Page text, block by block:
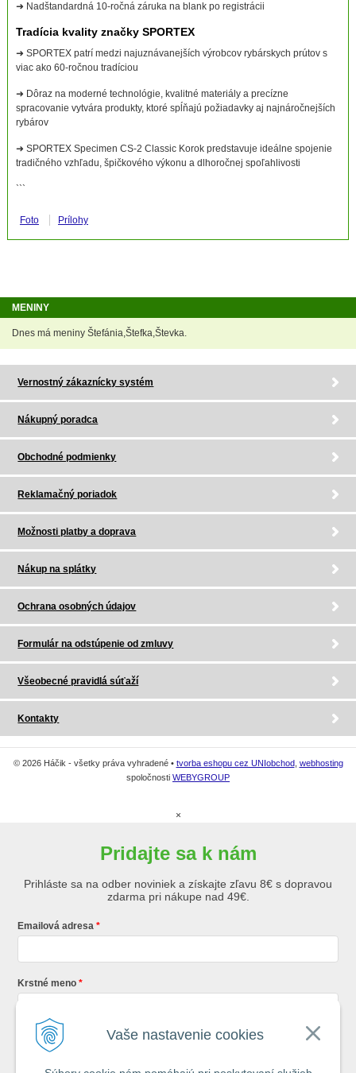
Vaše nastavenie cookies
➜ Nadštandardná 10-ročná záruka na blank po registrácii
Tradícia kvality značky SPORTEX
➜ SPORTEX patrí medzi najuznávanejších výrobcov rybárskych prútov s
viac ako 60-ročnou tradíciou
➜ Dôraz na moderné technológie, kvalitné materiály a precízne
spracovanie vytvára produkty, ktoré spĺňajú požiadavky aj najnáročnejších
rybárov
➜ SPORTEX Specimen CS-2 Classic Korok predstavuje ideálne spojenie
tradičného vzhľadu, špičkového výkonu a dlhoročnej spoľahlivosti
```
Foto Prílohy
MENINY
Dnes má meniny Štefánia,Štefka,Števka.
Vernostný zákaznícky systém
Nákupný poradca
Obchodné podmienky
Reklamačný poriadok
Možnosti platby a doprava
Nákup na splátky
Ochrana osobných údajov
Formulár na odstúpenie od zmluvy
Všeobecné pravidlá súťaží
Kontakty
© 2026 Háčik - všetky práva vyhradené • tvorba eshopu cez UNIobchod webhosting
spoločnosti WEBYGROUP
×
Pridajte sa k nám
Prihláste sa na odber noviniek a získajte zľavu 8€ s dopravou
zdarma pri nákupe nad 49€.
Emailová adresa
Krstné meno
Registráciou súhlasíte so